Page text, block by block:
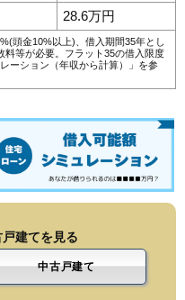
28.6万円
頭金10%以上)、借入期間35年とし
料等が必要。フラット35の借入限度
ーション（年収から計算）
」を参
建てを見る
中古戸建て